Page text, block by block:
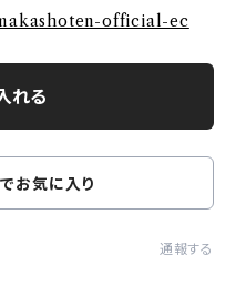
official-ec
れる
お気に入り
通報する